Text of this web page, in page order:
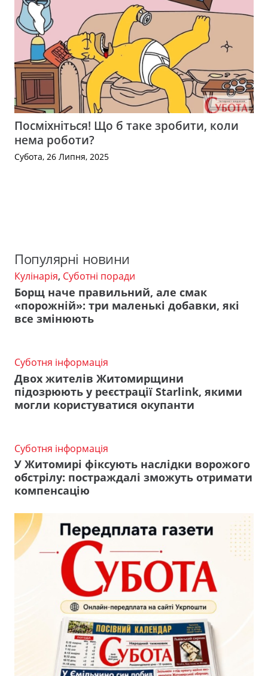
Посміхніться! Що б таке зробити, коли
нема роботи?
Субота, 26 Липня, 2025
Популярні новини
Кулінарія, Суботні поради
Борщ наче правильний, але смак
«порожній»: три маленькі добавки, які
все змінюють
Суботня інформація
Двох жителів Житомирщини
підозрюють у реєстрації Starlink, якими
могли користуватися окупанти
Суботня інформація
У Житомирі фіксують наслідки ворожого
обстрілу: постраждалі зможуть отримати
компенсацію